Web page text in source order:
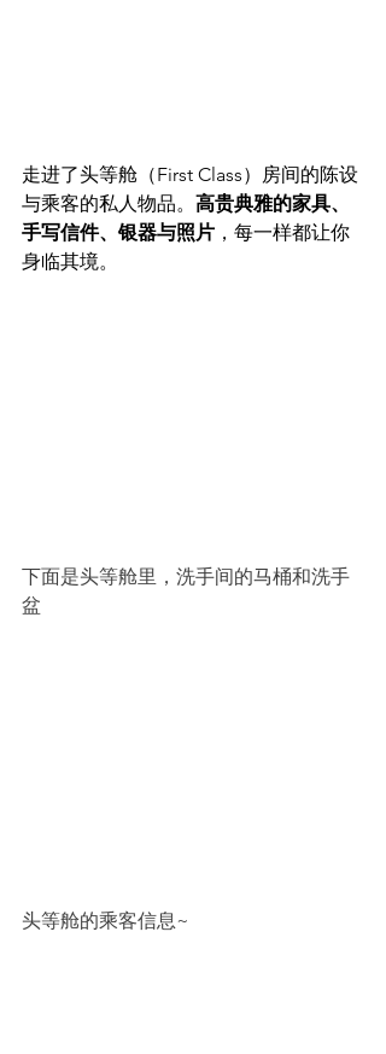
走进了头等舱（First Class）房间的陈设
与乘客的私人物品。 高贵典雅的家具、
手写信件、银器与照片 ，每一样都让你
身临其境。
下面是头等舱里，洗手间的马桶和洗手
盆
头等舱的乘客信息~